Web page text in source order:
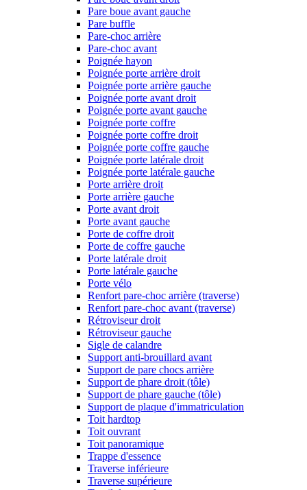
Pare boue avant gauche
Pare buffle
Pare-choc arrière
Pare-choc avant
Poignée hayon
Poignée porte arrière droit
Poignée porte arrière gauche
Poignée porte avant droit
Poignée porte avant gauche
Poignée porte coffre
Poignée porte coffre droit
Poignée porte coffre gauche
Poignée porte latérale droit
Poignée porte latérale gauche
Porte arrière droit
Porte arrière gauche
Porte avant droit
Porte avant gauche
Porte de coffre droit
Porte de coffre gauche
Porte latérale droit
Porte latérale gauche
Porte vélo
Renfort pare-choc arrière (traverse)
Renfort pare-choc avant (traverse)
Rétroviseur droit
Rétroviseur gauche
Sigle de calandre
Support anti-brouillard avant
Support de pare chocs arrière
Support de phare droit (tôle)
Support de phare gauche (tôle)
Support de plaque d'immatriculation
Toit hardtop
Toit ouvrant
Toit panoramique
Trappe d'essence
Traverse inférieure
Traverse supérieure